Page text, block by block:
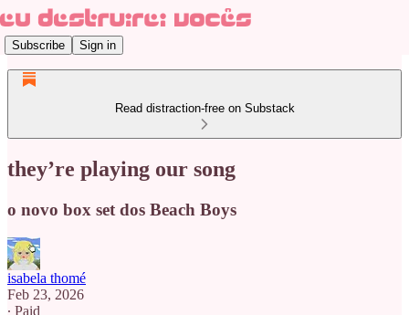
Subscribe Sign in
Read distraction-free on Substack
they’re playing our song
o novo box set dos Beach Boys
isabela thomé
Feb 23, 2026
∙ Paid